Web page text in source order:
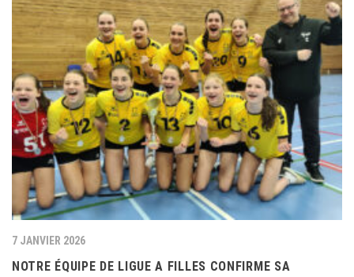
7 JANVIER 2026
NOTRE ÉQUIPE DE LIGUE A FILLES CONFIRME SA